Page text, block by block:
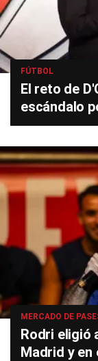
FÚTBOL
El reto de
escándalo
MERCADO DE
Rodri eligió
Madrid y en